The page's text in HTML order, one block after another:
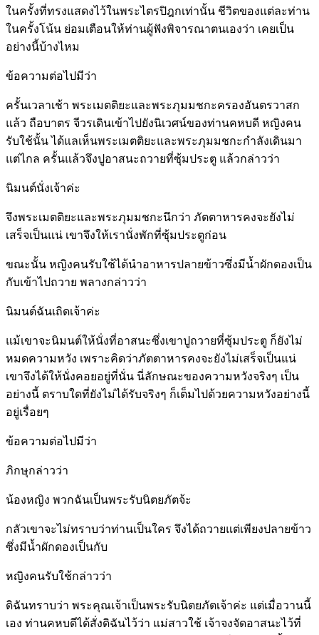
ในครั้งที่ทรงแสดงไว้ในพระไตรปิฎกเท่านั้น ชีวิตของแต่ละท่าน
ในครั้งโน้น ย่อมเตือนให้ท่านผู้ฟังพิจารณาตนเองว่า เคยเป็น
อย่างนี้บ้างไหม
ข้อความต่อไปมีว่า
ครั้นเวลาเช้า พระเมตติยะและพระภุมมชกะครองอันตรวาสก
แล้ว ถือบาตร จีวรเดินเข้าไปยังนิเวศน์ของท่านคหบดี หญิงคน
รับใช้นั้น ได้แลเห็นพระเมตติยะและพระภุมมชกะกำลังเดินมา
แต่ไกล ครั้นแล้วจึงปูอาสนะถวายที่ซุ้มประตู แล้วกล่าวว่า
นิมนต์นั่งเจ้าค่ะ
จึงพระเมตติยะและพระภุมมชกะนึกว่า ภัตตาหารคงจะยังไม่
เสร็จเป็นแน่ เขาจึงให้เรานั่งพักที่ซุ้มประตูก่อน
ขณะนั้น หญิงคนรับใช้ได้นำอาหารปลายข้าวซึ่งมีน้ำผักดองเป็น
กับเข้าไปถวาย พลางกล่าวว่า
นิมนต์ฉันเถิดเจ้าค่ะ
แม้เขาจะนิมนต์ให้นั่งที่อาสนะซึ่งเขาปูถวายที่ซุ้มประตู ก็ยังไม่
หมดความหวัง เพราะคิดว่าภัตตาหารคงจะยังไม่เสร็จเป็นแน่
เขาจึงได้ให้นั่งคอยอยู่ที่นั่น นี่ลักษณะของความหวังจริงๆ เป็น
อย่างนี้ ตราบใดที่ยังไม่ได้รับจริงๆ ก็เต็มไปด้วยความหวังอย่างนี้
อยู่เรื่อยๆ
ข้อความต่อไปมีว่า
ภิกษุกล่าวว่า
น้องหญิง พวกฉันเป็นพระรับนิตยภัตจ้ะ
กลัวเขาจะไม่ทราบว่าท่านเป็นใคร จึงได้ถวายแต่เพียงปลายข้าว
ซึ่งมีน้ำผักดองเป็นกับ
หญิงคนรับใช้กล่าวว่า
ดิฉันทราบว่า พระคุณเจ้าเป็นพระรับนิตยภัตเจ้าค่ะ แต่เมื่อวานนี้
เอง ท่านคหบดีได้สั่งดิฉันไว้ว่า แม่สาวใช้ เจ้าจงจัดอาสนะไว้ที่